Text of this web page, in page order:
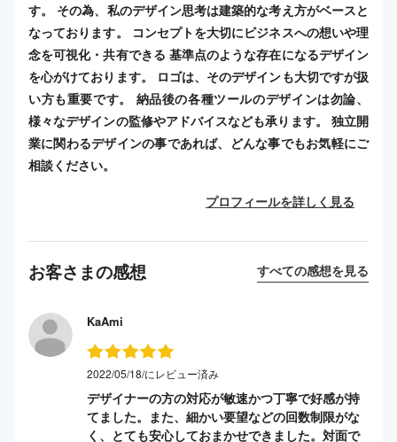
す。 その為、私のデザイン思考は建築的な考え方がベースと
なっております。 コンセプトを大切にビジネスへの想いや理
念を可視化・共有できる 基準点のような存在になるデザイン
を心がけております。 ロゴは、そのデザインも大切ですが扱
い方も重要です。 納品後の各種ツールのデザインは勿論、
様々なデザインの監修やアドバイスなども承ります。 独立開
業に関わるデザインの事であれば、どんな事でもお気軽にご
相談ください。
プロフィールを詳しく見る
お客さまの感想 すべての感想を見る
KaAmi
2022/05/18/にレビュー済み
デザイナーの方の対応が敏速かつ丁寧で好感が持
てました。また、細かい要望などの回数制限がな
く、とても安心しておまかせできました。対面で